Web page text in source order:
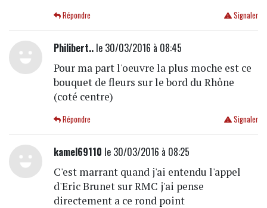
Signaler
Répondre
Philibert..le 30/03/2016 à 08:45
Pour ma part l'oeuvre la plus moche est ce
bouquet de fleurs sur le bord du Rhône
(coté centre)
Signaler
Répondre
kamel69110 le 30/03/2016 à 08:25
C'est marrant quand j'ai entendu l'appel
d'Eric Brunet sur RMC j'ai pense
directement a ce rond point